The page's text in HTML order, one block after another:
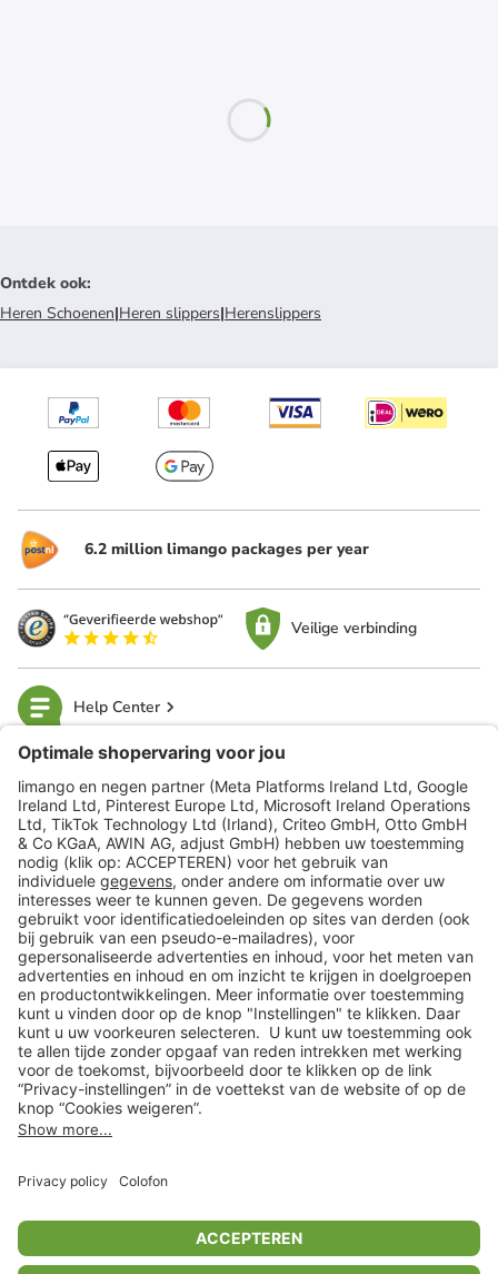
Ontdek ook:
Heren Schoenen|Heren slippers|Herenslippers
6.2 million limango packages per year
Veilige verbinding
Help Center
limango
Veilig winkelen
Klantenservice
Shop
Acties
limango.de limango.pl